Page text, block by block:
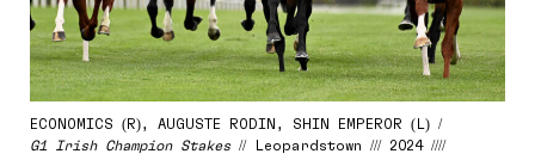
ECONOMICS (R), AUGUSTE RODIN, SHIN EMPEROR (L) /
G1 Irish Champion Stakes// Leopardstown /// 2024 ////